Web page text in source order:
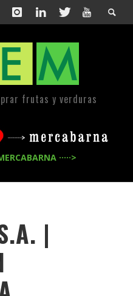
frutas y verduras
·····>
|